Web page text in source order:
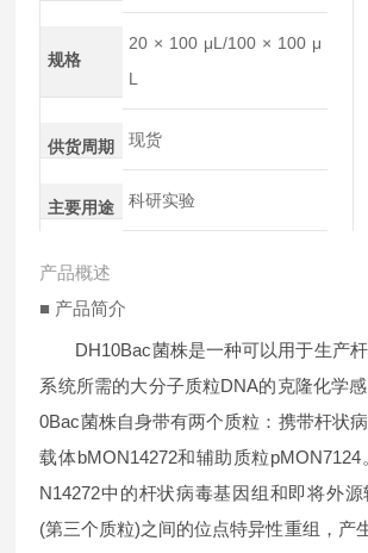
规格
20 × 100 μL/100 × 100 μ
L
供货周期 现货
主要用途 科研实验
产品概述
■ 产品简介
DH10Bac菌株是一种可以用于生产
系统所需的大分子质粒DNA的克隆化学
0Bac菌株自身带有两个质粒：携带杆状
载体bMON14272和辅助质粒
N14272中的杆状病毒基因组和即将外
(第三个质粒)之间的位点特异性重组，产